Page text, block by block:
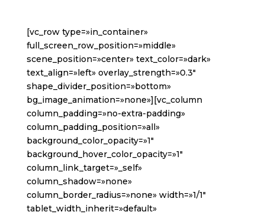
[vc_row type=»in_container»
full_screen_row_position=»middle»
scene_position=»center» text_color=»dark»
text_align=»left» overlay_strength=»0.3″
shape_divider_position=»bottom»
bg_image_animation=»none»][vc_column
column_padding=»no-extra-padding»
column_padding_position=»all»
background_color_opacity=»1″
background_hover_color_opacity=»1″
column_link_target=»_self»
column_shadow=»none»
column_border_radius=»none» width=»1/1″
tablet_width_inherit=»default»